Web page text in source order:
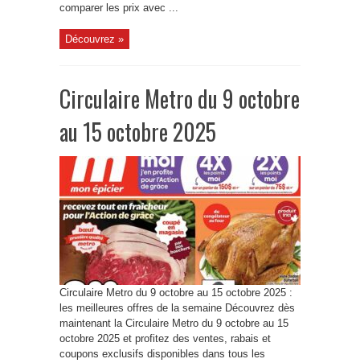
comparer les prix avec ...
Découvrez »
Circulaire Metro du 9 octobre
au 15 octobre 2025
Circulaire Metro du 9 octobre au 15 octobre 2025 :
les meilleures offres de la semaine Découvrez dès
maintenant la Circulaire Metro du 9 octobre au 15
octobre 2025 et profitez des ventes, rabais et
coupons exclusifs disponibles dans tous les